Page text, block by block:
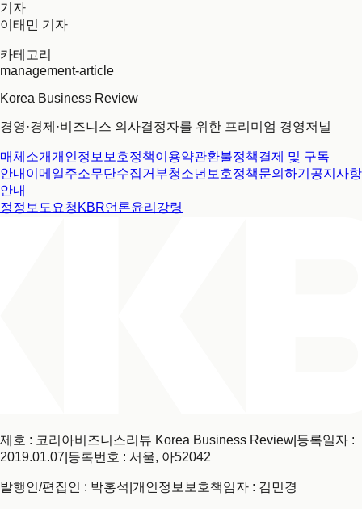
기자
이태민 기자
카테고리
management-article
Korea Business Review
경영·경제·비즈니스 의사결정자를 위한 프리미엄 경영저널
매체소개개인정보보호정책이용약관환불정책결제 및 구독
안내 이메일주소무단수집거부청소년보호정책문의하기 공지사항
안내
정정보도요청 KBR언론윤리강령
제호 : 코리아비즈니스리뷰 Korea Business Review 등록일자 :
2019.01.07 등록번호 : 서울, 아52042
발행인/편집인 : 박홍석 개인정보보호책임자 : 김민경